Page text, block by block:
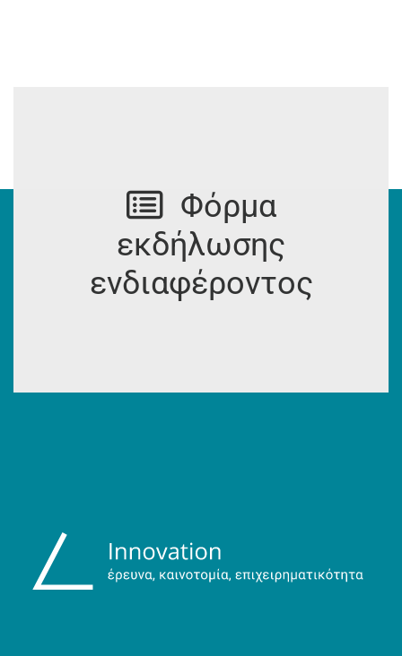
Φόρμα
εκδήλωσης
ενδιαφέροντος